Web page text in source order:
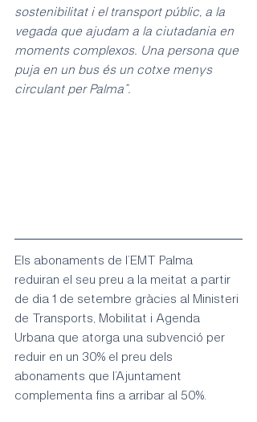
sostenibilitat i el transport públic, a la
vegada que ajudam a la ciutadania en
moments complexos. Una persona que
puja en un bus és un cotxe menys
circulant per Palma”.
Els abonaments de l’EMT Palma
reduiran el seu preu a la meitat a partir
de dia 1 de setembre gràcies al Ministeri
de Transports, Mobilitat i Agenda
Urbana que atorga una subvenció per
reduir en un 30% el preu dels
abonaments que l’Ajuntament
complementa fins a arribar al 50%.